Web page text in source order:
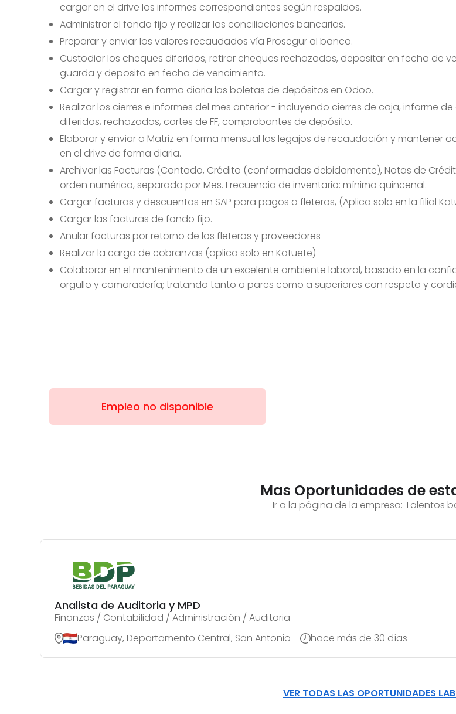
cargar en el drive los informes correspondientes según respaldos.
Administrar el fondo fijo y realizar las conciliaciones bancarias.
Preparar y enviar los valores recaudados vía Prosegur al banco.
Custodiar los cheques diferidos, retirar cheques rechazados, depositar en fecha de
guarda y deposito en fecha de vencimiento.
Cargar y registrar en forma diaria las boletas de depósitos en Odoo.
Realizar los cierres e informes del mes anterior - incluyendo cierres de caja, informe
diferidos, rechazados, cortes de FF, comprobantes de depósito.
Elaborar y enviar a Matriz en forma mensual los legajos de recaudación y mantener
en el drive de forma diaria.
Archivar las Facturas (Contado, Crédito (conformadas debidamente), Notas de
orden numérico, separado por Mes. Frecuencia de inventario: mínimo quincenal.
Cargar facturas y descuentos en SAP para pagos a fleteros, (Aplica solo en la filial
Cargar las facturas de fondo fijo.
Anular facturas por retorno de los fleteros y proveedores
Realizar la carga de cobranzas (aplica solo en Katuete)
Colaborar en el mantenimiento de un excelente ambiente laboral, basado en la
orgullo y camaradería; tratando tanto a pares como a superiores con respeto y
Empleo no disponible
Mas Oportunidades de
Ir a la página de la empresa: Talentos
Analista de Auditoria y MPD
Finanzas / Contabilidad / Administración / Auditoria
Paraguay, Departamento Central, San Antonio
hace más de 30 días
VER TODAS LAS OPORTUNIDADES